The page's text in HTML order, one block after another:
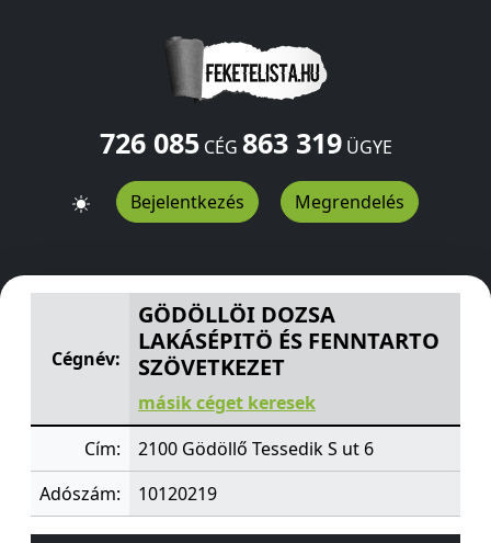
726 085CÉG 863 319ÜGYE
Bejelentkezés Megrendelés
GÖDÖLLÖI DOZSA LAKÁSÉPITÖ ÉS FENNTARTO
Cégnév:
GÖDÖLLÖI DOZSA
LAKÁSÉPITÖ ÉS FENNTARTO
SZÖVETKEZET
másik céget keresek
Cím:
2100 Gödöllő Tessedik S ut 6
Adószám:
10120219